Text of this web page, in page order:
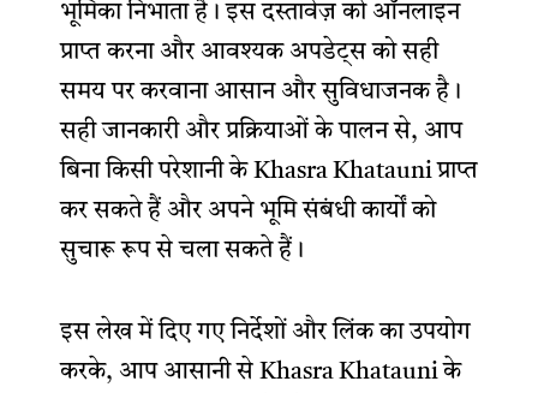
भूमिका निभाता है। इस दस्तावेज़ को ऑनलाइन
प्राप्त करना और आवश्यक अपडेट्स को सही
समय पर करवाना आसान और सुविधाजनक है।
सही जानकारी और प्रक्रियाओं के पालन से, आप
बिना किसी परेशानी के Khasra Khatauni प्राप्त
कर सकते हैं और अपने भूमि संबंधी कार्यों को
सुचारू रूप से चला सकते हैं।
इस लेख में दिए गए निर्देशों और लिंक का उपयोग
करके, आप आसानी से Khasra Khatauni के